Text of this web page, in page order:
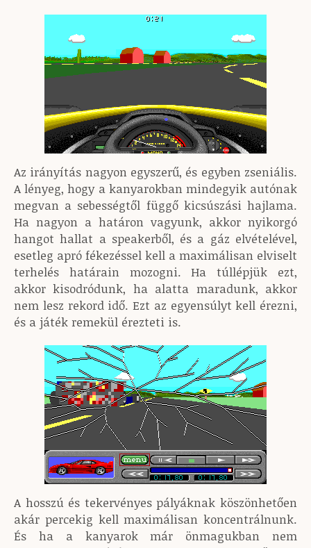
Az irányítás nagyon egyszerű, és egyben zseniális.
A lényeg, hogy a kanyarokban mindegyik autónak
megvan a sebességtől függő kicsúszási hajlama.
Ha nagyon a határon vagyunk, akkor nyikorgó
hangot hallat a speakerből, és a gáz elvételével,
esetleg apró fékezéssel kell a maximálisan elviselt
terhelés határain mozogni. Ha túllépjük ezt,
akkor kisodródunk, ha alatta maradunk, akkor
nem lesz rekord idő. Ezt az egyensúlyt kell érezni,
és a játék remekül érezteti is.
A hosszú és tekervényes pályáknak köszönhetően
akár percekig kell maximálisan koncentrálnunk.
És ha a kanyarok már önmagukban nem